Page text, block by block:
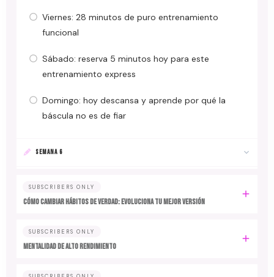
Viernes: 28 minutos de puro entrenamiento
funcional
Sábado: reserva 5 minutos hoy para este
entrenamiento express
Domingo: hoy descansa y aprende por qué la
báscula no es de fiar
SEMANA 6
SUBSCRIBERS ONLY
Cómo cambiar hábitos de verdad: evoluciona tu mejor versión
SUBSCRIBERS ONLY
MENTALIDAD DE ALTO RENDIMIENTO